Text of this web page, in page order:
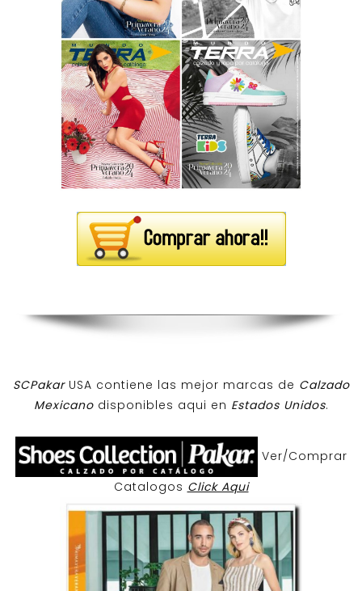
SCPakar USA contiene las mejor marcas de Calzado
Mexicanodisponibles aqui en Estados Unidos.
Ver/Comprar
Catalogos Click Aqui